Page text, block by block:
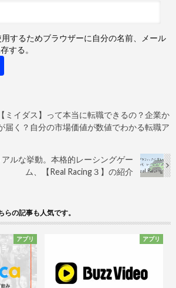
するためブラウザーに自分の名前、メール
する。
ミイダス】って本当に転職できるの？企業か
届く？自分の市場価値が数値でわかる転職ア
ルな挙動。本格的レーシングゲー
ム、【Real Racing３】の紹介
らの記事も人気です。
アプリ アプリ